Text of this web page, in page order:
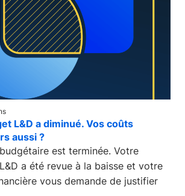
L&D a diminué. Vos coûts
aussi ?
est terminée. Votre
a été revue à la baisse et votre
vous demande de justifier